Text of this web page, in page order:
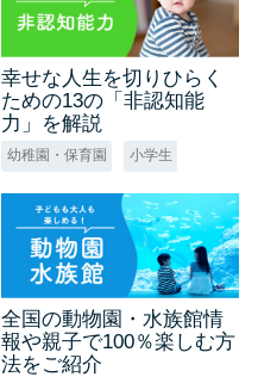
幸せな人生を切りひらく
ための13の「非認知能
力」を解説
幼稚園・保育園 小学生
全国の動物園・水族館情
報や親子で100％楽しむ方
法をご紹介